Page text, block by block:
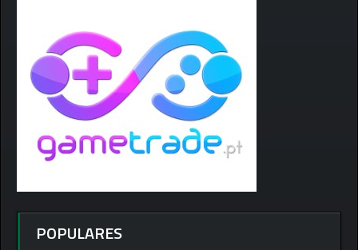
POPULARES